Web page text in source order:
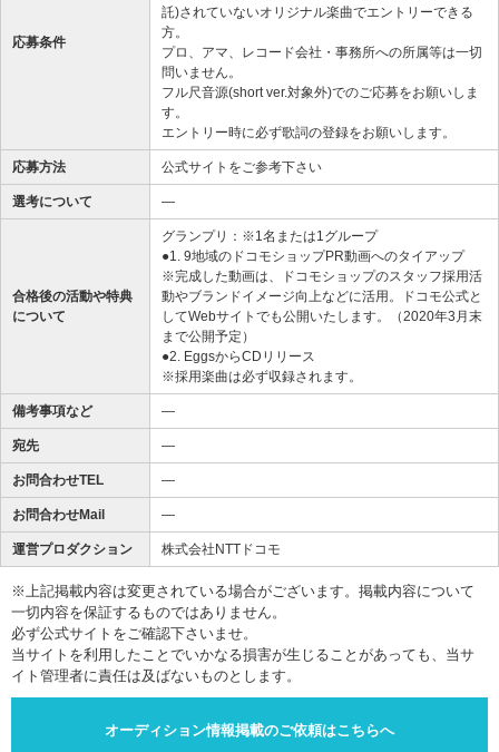
応募条件
託)されていないオリジナル楽曲でエントリーできる
方。
プロ、アマ、レコード会社・事務所への所属等は一切
問いません。
フル尺音源(short ver.対象外)でのご応募をお願いしま
す。
エントリー時に必ず歌詞の登録をお願いします。
応募方法 公式サイトをご参考下さい
選考について ―
合格後の活動や特典
について
グランプリ：※1名または1グループ
●1. 9地域のドコモショップPR動画へのタイアップ
※完成した動画は、ドコモショップのスタッフ採用活
動やブランドイメージ向上などに活用。ドコモ公式と
してWebサイトでも公開いたします。（2020年3月末
まで公開予定）
●2. EggsからCDリリース
※採用楽曲は必ず収録されます。
備考事項など ―
宛先 ―
お問合わせTEL ―
お問合わせMail ―
運営プロダクション 株式会社NTTドコモ
※上記掲載内容は変更されている場合がございます。掲載内容について
一切内容を保証するものではありません。
必ず公式サイトをご確認下さいませ。
当サイトを利用したことでいかなる損害が生じることがあっても、当サ
イト管理者に責任は及ばないものとします。
オーディション情報掲載のご依頼はこちらへ